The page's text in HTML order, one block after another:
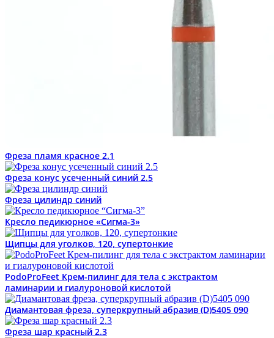
Фреза пламя красное 2.1
Фреза конус усеченный синий 2.5
Фреза цилиндр синий
Кресло педикюрное «Сигма-3»
Щипцы для уголков, 120, супертонкие
PodoProFeet Крем-пилинг для тела с экстрактом
ламинарии и гиалуроновой кислотой
Диамантовая фреза, суперкрупный абразив (D)5405 090
Фреза шар красный 2.3